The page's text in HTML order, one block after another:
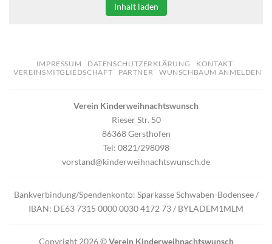
Inhalt laden
IMPRESSUM DATENSCHUTZERKLÄRUNG
KONTAKT
VEREINSMITGLIEDSCHAFT
PARTNER WUNSCHBAUM ANMELDEN
Verein Kinderweihnachtswunsch
Rieser Str. 50
86368 Gersthofen
Tel: 0821/298098
vorstand@kinderweihnachtswunsch.de
Bankverbindung/Spendenkonto: Sparkasse Schwaben-Bodensee /
IBAN: DE63 7315 0000 0030 4172 73 / BYLADEM1MLM
Copyright 2026 ©Verein Kinderweihnachtswunsch